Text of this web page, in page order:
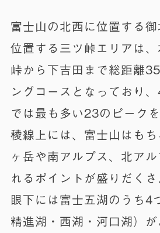
富士山の北西に位置する
位置する三ツ峠エリアは
峠から下吉田まで総距離
ングコースとなっており
では最も多い23のピーク
稜線上には、富士山はも
ヶ岳や南アルプス、北ア
れるポイントが盛りだく
眼下には富士五湖のうち4
精進湖・西湖・河口湖）